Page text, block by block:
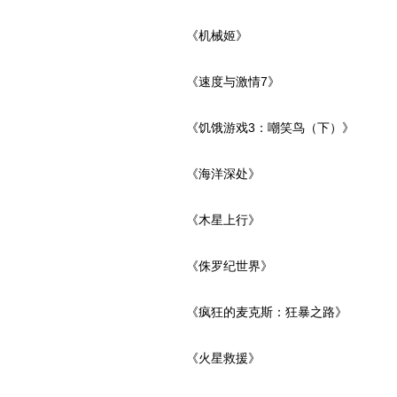
《机械姬》
《速度与激情7》
《饥饿游戏3：嘲笑鸟（下）》
《海洋深处》
《木星上行》
《侏罗纪世界》
《疯狂的麦克斯：狂暴之路》
《火星救援》